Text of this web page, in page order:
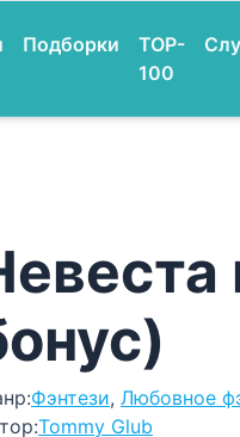
Подборки
TOP-
100
Фэнтези, Любовное
Tommy Glub